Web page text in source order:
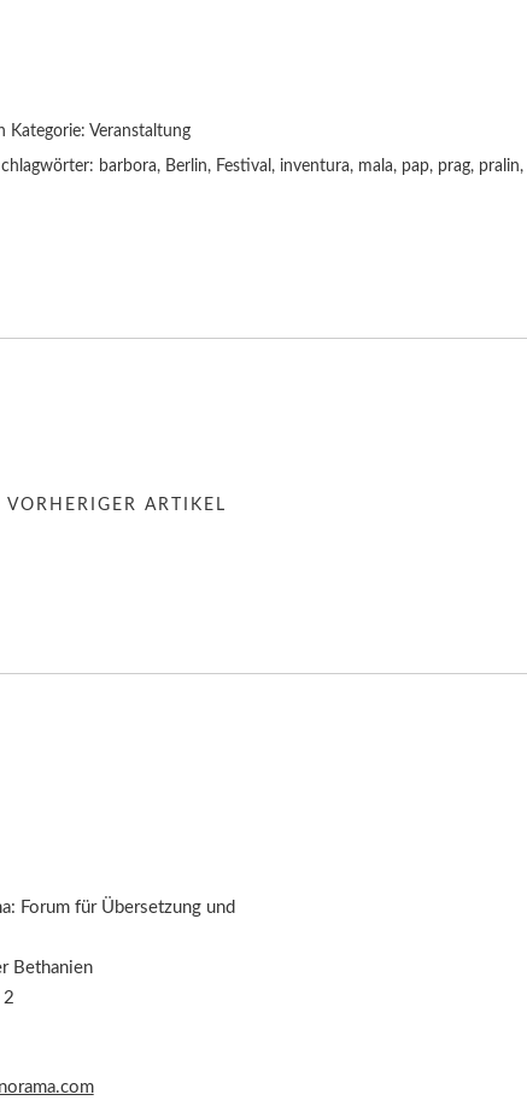
Kategorie: Veranstaltung
barbora, Berlin, Festival , inventura, mala, pap, prag, pralin,
VORHERIGER ARTIKEL
Forum für Übersetzung und
Bethanien
2